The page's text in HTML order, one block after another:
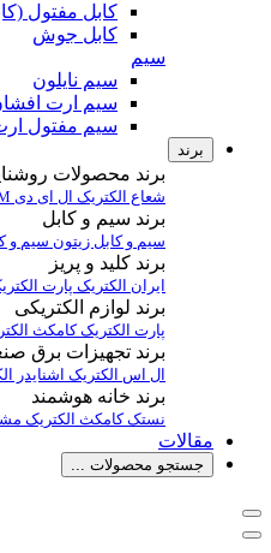
کابل مفتول
کابل جوش
سیم
سیم نایلون
سیم ارت
سیم مفتول
برند
برند محصولات
شعاع الکتریک ال ای دی 4M
برند سیم و کابل
سیم و کابل زیتون سیم و
برند کلید و پریز
ایران الکتریک پارت
برند لوازم الکتریکی
پارت الکتریککامکث
برند تجهیزات برق
ال اس الکتریک اشنایدر
برند خانه هوشمند
نستککامکث الکتریک
مقالات
جستجو محصولات ...